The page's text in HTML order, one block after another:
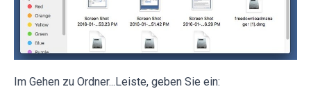
Im Gehen zu Ordner...Leiste, geben Sie ein: